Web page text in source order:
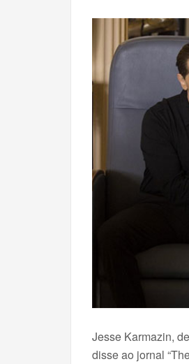
Jesse Karmazin,
disse ao jornal